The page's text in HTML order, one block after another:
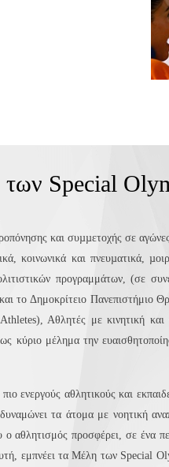
Special
και συµµετοχής σε
κοινωνικά και πνευµατικά,
προγραμμάτων, (σε
το Δημοκρίτειο
Αθλητές με κινητική και
μέλημα την
αθλητικούς και
τα άτομα με νοητική
προσφέρει, σε ένα
εμπνέει τα Μέλη των Special